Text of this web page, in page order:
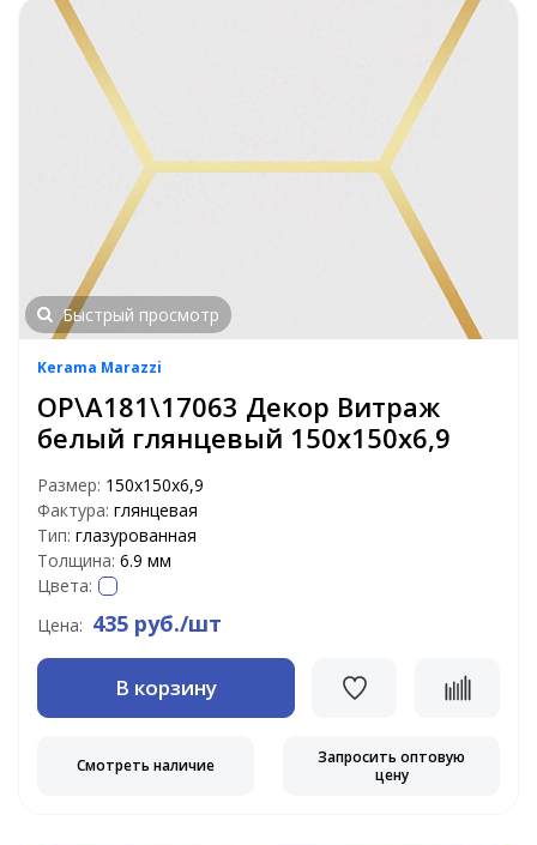
Быстрый просмотр
Kerama Marazzi
OP\A181\17063 Декор Витраж
белый глянцевый 150х150х6,9
Размер: 150х150х6,9
Фактура: глянцевая
Тип: глазурованная
Толщина: 6.9 мм
Цвета:
Цена: 435 руб./шт
В корзину
Смотреть наличие
Запросить оптовую
цену